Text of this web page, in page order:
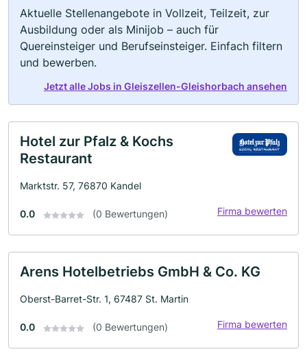
Aktuelle Stellenangebote in Vollzeit, Teilzeit, zur
Ausbildung oder als Minijob – auch für
Quereinsteiger und Berufseinsteiger. Einfach filtern
und bewerben.
Jetzt alle Jobs in Gleiszellen-Gleishorbach ansehen
Hotel zur Pfalz & Kochs
Restaurant
Marktstr. 57, 76870 Kandel
0.0 (0 Bewertungen) Firma bewerten
Arens Hotelbetriebs GmbH & Co. KG
Oberst-Barret-Str. 1, 67487 St. Martin
0.0 (0 Bewertungen) Firma bewerten